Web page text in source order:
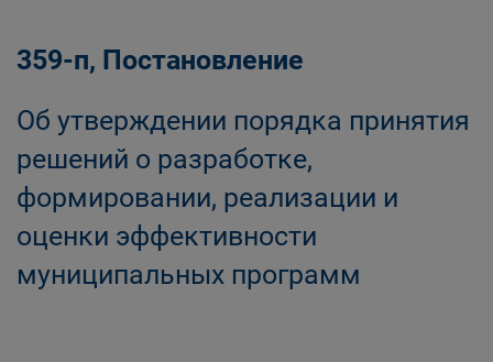
359-п, Постановление
Об утверждении порядка принятия
решений о разработке,
формировании, реализации и
оценки эффективности
муниципальных программ